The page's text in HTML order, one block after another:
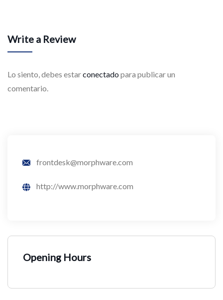
Write a Review
Lo siento, debes estarconectadopara publicar un
comentario.
frontdesk@morphware.com
http://www.morphware.com
Opening Hours